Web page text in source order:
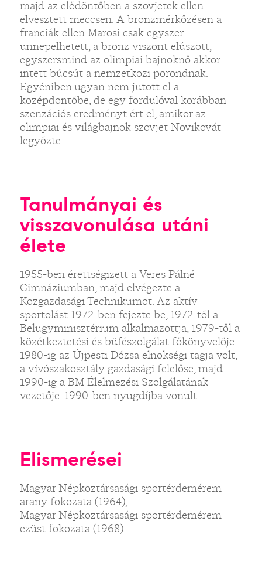
majd az elődöntőben a szovjetek ellen
elvesztett meccsen. A bronzmérkőzésen a
franciák ellen Marosi csak egyszer
ünnepelhetett, a bronz viszont elúszott,
egyszersmind az olimpiai bajnoknő akkor
intett búcsút a nemzetközi porondnak.
Egyéniben ugyan nem jutott el a
középdöntőbe, de egy fordulóval korábban
szenzációs eredményt ért el, amikor az
olimpiai és világbajnok szovjet Novikovát
legyőzte.
Tanulmányai és
visszavonulása utáni
élete
1955-ben érettségizett a Veres Pálné
Gimnáziumban, majd elvégezte a
Közgazdasági Technikumot. Az aktív
sportolást 1972-ben fejezte be, 1972-től a
Belügyminisztérium alkalmazottja, 1979-től a
közétkeztetési és büfészolgálat főkönyvelője.
1980-ig az Újpesti Dózsa elnökségi tagja volt,
a vívószakosztály gazdasági felelőse, majd
1990-ig a BM Élelmezési Szolgálatának
vezetője. 1990-ben nyugdíjba vonult.
Elismerései
Magyar Népköztársasági sportérdemérem
arany fokozata (1964),
Magyar Népköztársasági sportérdemérem
ezüst fokozata (1968).